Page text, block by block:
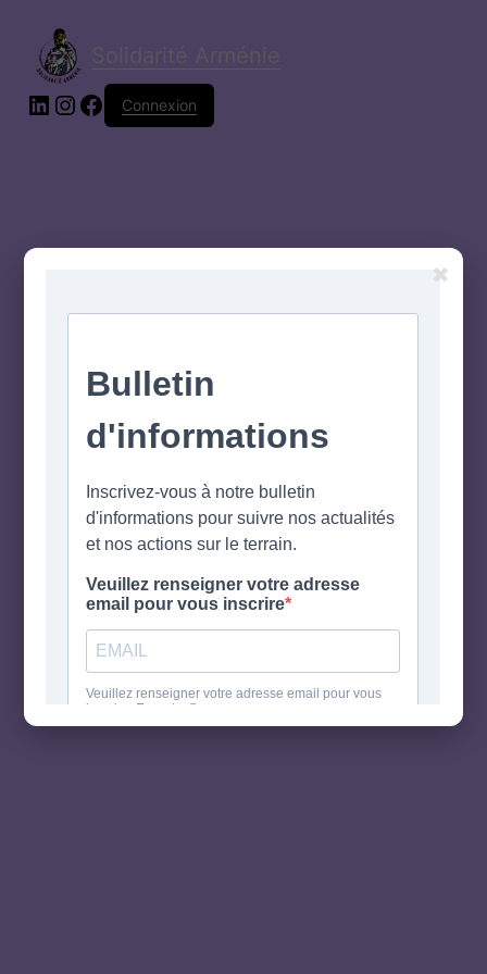
✖
Connexion
Pardon pour le
dérangement !
Nous travaillons
sur quelque chose
de fantastique –
revenez bientôt !